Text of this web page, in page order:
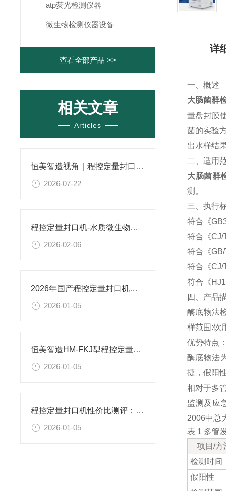
atp荧光检测仪器
微生物检测仪器设备
查看全部产品 >>
相关文章
Articles
恒美智造视角｜程控定量封口机国内外主流品牌盘点，大肠菌群检测仪厂家梳理
2026-07-22
程控定量封口机-水质微生物检测仪产品知识图谱报告书 恒美智造解析
2026-02-06
2026年国产程控定量封口机品牌排名出炉 技术升级推动水质检测效率提升
2026-01-05
恒美智造HM-FKJ型程控定量封口机产品知识图谱报告书
2026-01-05
程控定量封口机性价比测评：恒美智造VS中科申VS环凯生物
2026-01-05
详
一、概述
大肠菌群
量盘封膜
菌的实验
出水样结
二、适用
大肠菌群
测。
三、执行
符合《
符合《
符合《
符合《
符合《
四、产品
酶底物法
样范围:饮
优势特点
酶底物法
捷，假阳
相对于多
监测及应
2006中总
表 1 多管
项目/方
检测时间
假阳性